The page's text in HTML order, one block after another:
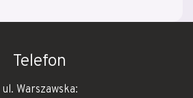
Telefon
ul. Warszawska: